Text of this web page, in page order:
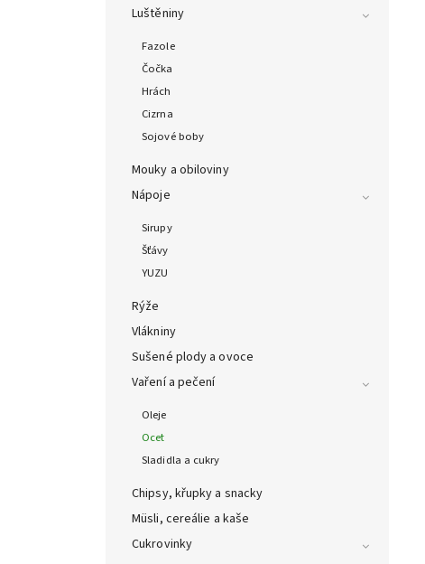
Luštěniny
Fazole
Čočka
Hrách
Cizrna
Sojové boby
Mouky a obiloviny
Nápoje
Sirupy
Šťávy
YUZU
Rýže
Vlákniny
Sušené plody a ovoce
Vaření a pečení
Oleje
Ocet
Sladidla a cukry
Chipsy, křupky a snacky
Müsli, cereálie a kaše
Cukrovinky